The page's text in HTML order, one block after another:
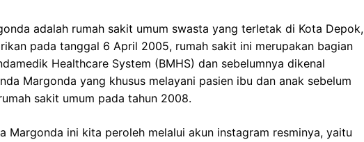
adalah rumah sakit umum swasta yang terletak di Kota Depok,
pada tanggal 6 April 2005, rumah sakit ini merupakan bagian
Healthcare System (BMHS) dan sebelumnya dikenal
Margonda yang khusus melayani pasien ibu dan anak sebelum
sakit umum pada tahun 2008.
Margonda ini kita peroleh melalui akun instagram resminya, yaitu